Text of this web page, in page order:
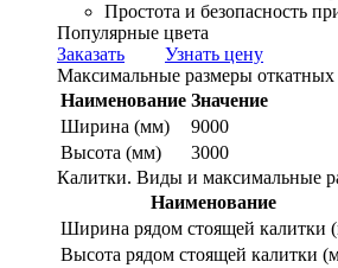
Простота и безопасность
Популярные цвета
Заказать
Узнать цену
Максимальные размеры откатных
Наименование Значение
Ширина (мм)
9000
Высота (мм)
3000
Калитки. Виды и максимальные
Наименование
Ширина рядом стоящей калитки
Высота рядом стоящей калитки